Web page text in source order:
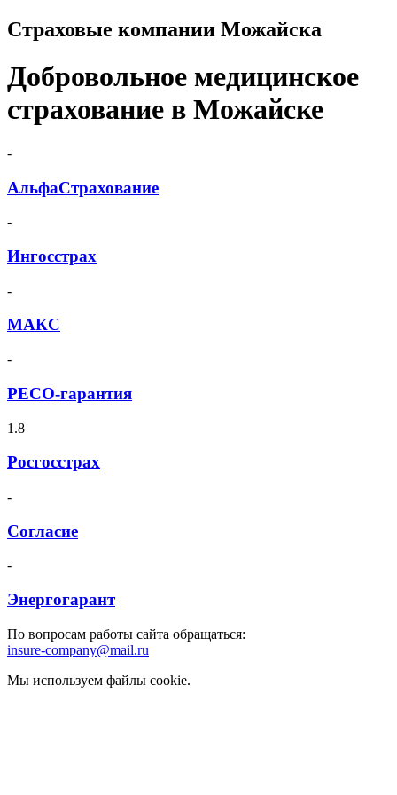
Страховые компании Можайска
Добровольное медицинское
страхование в Можайске
-
АльфаСтрахование
-
Ингосстрах
-
МАКС
-
РЕСО-гарантия
1.8
Росгосстрах
-
Согласие
-
Энергогарант
По вопросам работы сайта обращаться:
insure-company@mail.ru
Мы используем файлы cookie.